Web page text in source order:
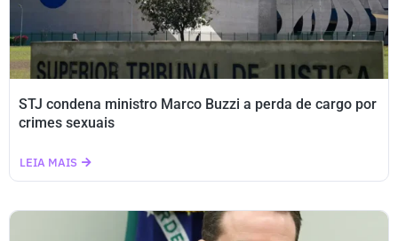
STJ condena ministro Marco Buzzi a perda de cargo por
crimes sexuais
LEIA MAIS